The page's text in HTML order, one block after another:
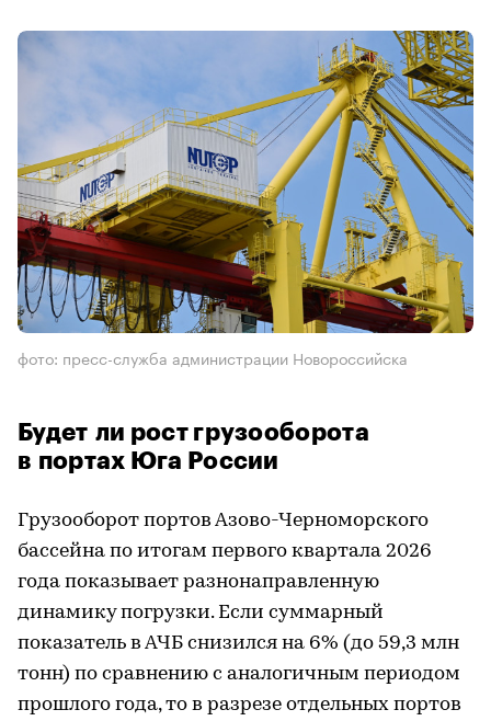
фото: пресс-служба администрации Новороссийска
Будет ли рост грузооборота
в портах Юга России
Грузооборот портов Азово-Черноморского
бассейна по итогам первого квартала 2026
года показывает разнонаправленную
динамику погрузки. Если суммарный
показатель в АЧБ снизился на 6% (до 59,3 млн
тонн) по сравнению с аналогичным периодом
прошлого года, то в разрезе отдельных портов